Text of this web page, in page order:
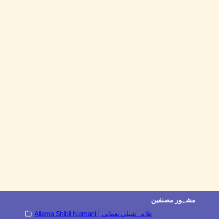
مشہور مصنفین
Allama Shibli Nomani | علامہ شبلی نعمانی